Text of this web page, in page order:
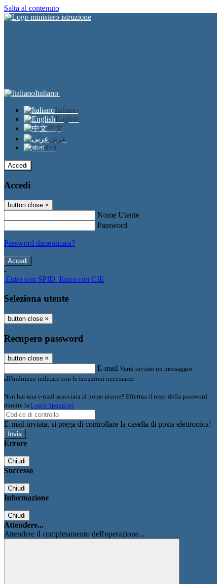
Salta al contenuto
Italiano
Italiano
English
中文
عربى
বাংলা
Accedi
Accedi
button close ×
Nome Utente
Password
Password dimenticata?
-
Entra con SPID Entra con CIE
Seleziona utente
button close ×
Recupero password
button close ×
E-mail Verrà inviato un messaggio
all'indirizzo indicato con le istruzioni necessarie.
Non hai una e-mail associata al nome utente? Effettua il reset della password
tramite la Login Spaggiari
E-mail inviata, si prega di controllare la casella di posta elettronica!
Errore
Chiudi
Successo
Chiudi
Informazione
Chiudi
Attendere...
Attendere il completamento dell'operazione...